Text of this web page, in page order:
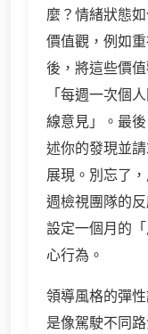
麼？情緒狀態
價值觀，例如
後，將這些價
「每週一次個
線意見」。最
述你的發現並
展現。別忘了
週檢視團隊的
設定一個月的
心行為。
領導風格的彈
是像駕駛不同